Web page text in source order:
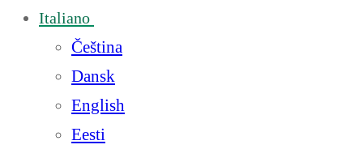
Italiano
Čeština
Dansk
English
Eesti